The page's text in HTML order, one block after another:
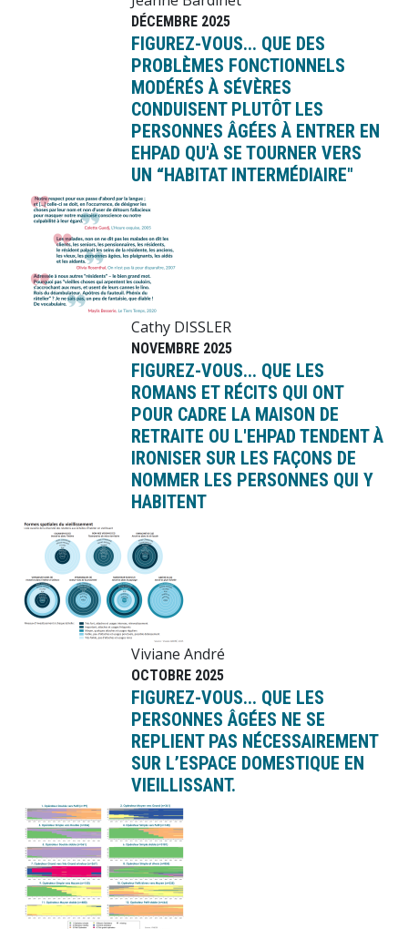
DÉCEMBRE 2025
FIGUREZ-VOUS... QUE DES
PROBLÈMES FONCTIONNELS
MODÉRÉS À SÉVÈRES
CONDUISENT PLUTÔT LES
PERSONNES ÂGÉES À ENTRER EN
EHPAD QU'À SE TOURNER VERS
UN “HABITAT INTERMÉDIAIRE"
Image
Cathy DISSLER
NOVEMBRE 2025
FIGUREZ-VOUS... QUE LES
ROMANS ET RÉCITS QUI ONT
POUR CADRE LA MAISON DE
RETRAITE OU L'EHPAD TENDENT À
IRONISER SUR LES FAÇONS DE
NOMMER LES PERSONNES QUI Y
HABITENT
Image
Viviane André
OCTOBRE 2025
FIGUREZ-VOUS... QUE LES
PERSONNES ÂGÉES NE SE
REPLIENT PAS NÉCESSAIREMENT
SUR L’ESPACE DOMESTIQUE EN
VIEILLISSANT.
Image